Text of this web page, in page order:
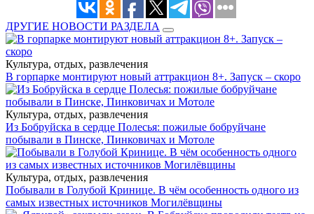
ДРУГИЕ НОВОСТИ РАЗДЕЛА
Культура, отдых, развлечения
В горпарке монтируют новый аттракцион 8+. Запуск – скоро
Культура, отдых, развлечения
Из Бобруйска в сердце Полесья: пожилые бобруйчане
побывали в Пинске, Пинковичах и Мотоле
Культура, отдых, развлечения
Побывали в Голубой Кринице. В чём особенность одного из
самых известных источников Могилёвщины